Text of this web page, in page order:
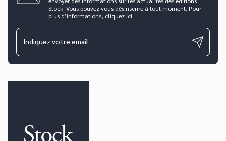
Stock. Vous pouvez vous désinscrire à tout moment. Pour
plus d’informations, cliquez ici.
Indiquez votre email